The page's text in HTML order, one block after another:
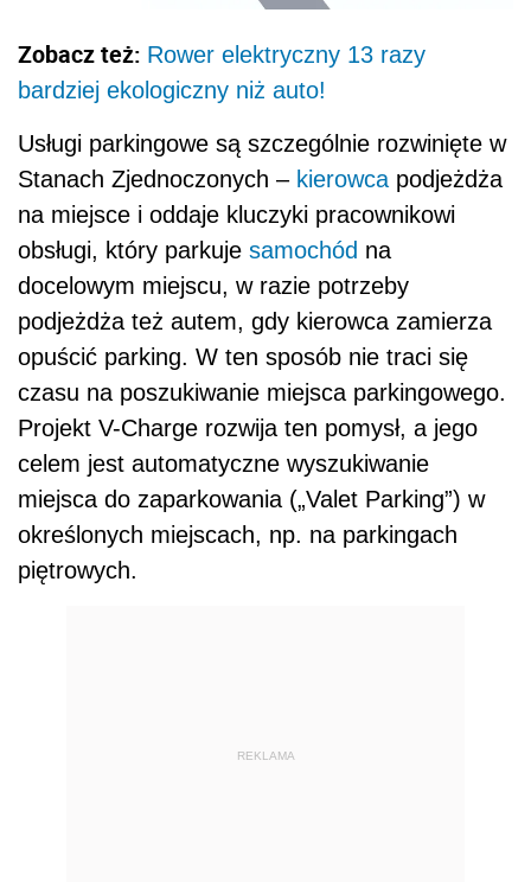
Zobacz też: Rower elektryczny 13 razy
bardziej ekologiczny niż auto!
Usługi parkingowe są szczególnie rozwinięte w
Stanach Zjednoczonych – kierowca podjeżdża
na miejsce i oddaje kluczyki pracownikowi
obsługi, który parkuje samochód na
docelowym miejscu, w razie potrzeby
podjeżdża też autem, gdy kierowca zamierza
opuścić parking. W ten sposób nie traci się
czasu na poszukiwanie miejsca parkingowego.
Projekt V-Charge rozwija ten pomysł, a jego
celem jest automatyczne wyszukiwanie
miejsca do zaparkowania („Valet Parking”) w
określonych miejscach, np. na parkingach
piętrowych.
REKLAMA